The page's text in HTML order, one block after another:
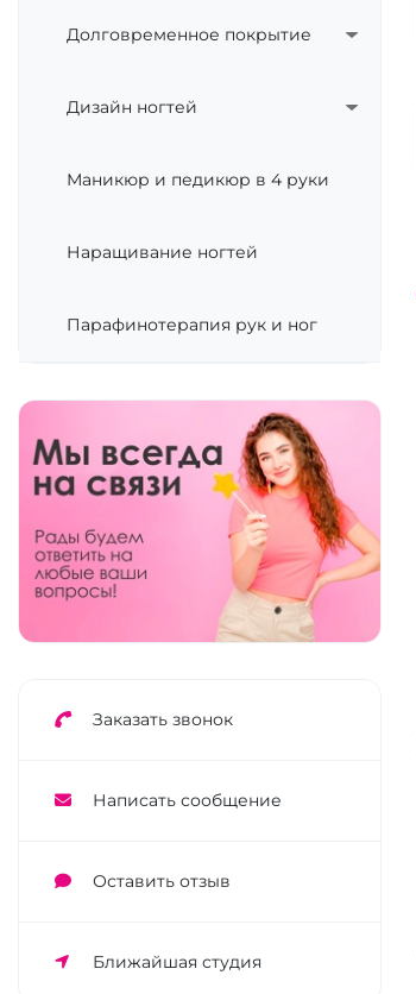
Долговременное покрытие
Дизайн ногтей
Маникюр и педикюр в 4 руки
Наращивание ногтей
Парафинотерапия рук и ног
Заказать звонок
Написать сообщение
Оставить отзыв
Ближайшая студия